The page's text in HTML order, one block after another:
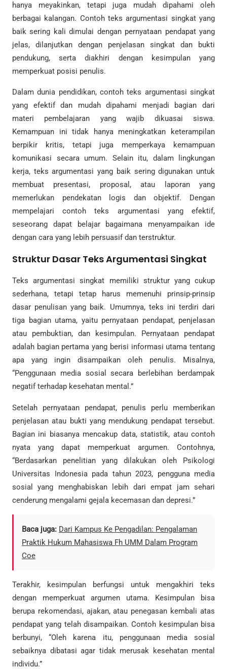
hanya meyakinkan, tetapi juga mudah dipahami oleh
berbagai kalangan. Contoh teks argumentasi singkat yang
baik sering kali dimulai dengan pernyataan pendapat yang
jelas, dilanjutkan dengan penjelasan singkat dan bukti
pendukung, serta diakhiri dengan kesimpulan yang
memperkuat posisi penulis.
Dalam dunia pendidikan, contoh teks argumentasi singkat
yang efektif dan mudah dipahami menjadi bagian dari
materi pembelajaran yang wajib dikuasai siswa.
Kemampuan ini tidak hanya meningkatkan keterampilan
berpikir kritis, tetapi juga memperkaya kemampuan
komunikasi secara umum. Selain itu, dalam lingkungan
kerja, teks argumentasi yang baik sering digunakan untuk
membuat presentasi, proposal, atau laporan yang
memerlukan pendekatan logis dan objektif. Dengan
mempelajari contoh teks argumentasi yang efektif,
seseorang dapat belajar bagaimana menyampaikan ide
dengan cara yang lebih persuasif dan terstruktur.
Struktur Dasar Teks Argumentasi Singkat
Teks argumentasi singkat memiliki struktur yang cukup
sederhana, tetapi tetap harus memenuhi prinsip-prinsip
dasar penulisan yang baik. Umumnya, teks ini terdiri dari
tiga bagian utama, yaitu pernyataan pendapat, penjelasan
atau pembuktian, dan kesimpulan. Pernyataan pendapat
adalah bagian pertama yang berisi informasi utama tentang
apa yang ingin disampaikan oleh penulis. Misalnya,
“Penggunaan media sosial secara berlebihan berdampak
negatif terhadap kesehatan mental.”
Setelah pernyataan pendapat, penulis perlu memberikan
penjelasan atau bukti yang mendukung pendapat tersebut.
Bagian ini biasanya mencakup data, statistik, atau contoh
nyata yang dapat memperkuat argumen. Contohnya,
“Berdasarkan penelitian yang dilakukan oleh Psikologi
Universitas Indonesia pada tahun 2023, pengguna media
sosial yang menghabiskan lebih dari empat jam sehari
cenderung mengalami gejala kecemasan dan depresi.”
Baca juga: Dari Kampus Ke Pengadilan: Pengalaman
Praktik Hukum Mahasiswa Fh UMM Dalam Program
Coe
Terakhir, kesimpulan berfungsi untuk mengakhiri teks
dengan memperkuat argumen utama. Kesimpulan bisa
berupa rekomendasi, ajakan, atau penegasan kembali atas
pendapat yang telah disampaikan. Contoh kesimpulan bisa
berbunyi, “Oleh karena itu, penggunaan media sosial
sebaiknya dibatasi agar tidak merusak kesehatan mental
individu.”